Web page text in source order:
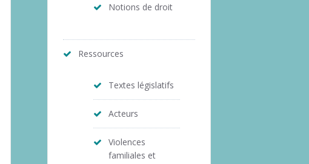
Notions de droit
Ressources
Textes législatifs
Acteurs
Violences
familiales et